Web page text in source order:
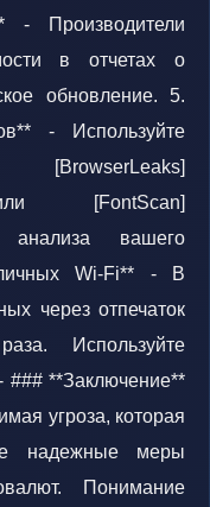
Производители
в отчетах о
обновление. 5.
- Используйте
или [FontScan]
анализа вашего
Wi-Fi** - В
через отпечаток
Используйте
### **Заключение**
угроза, которая
надежные меры
Понимание